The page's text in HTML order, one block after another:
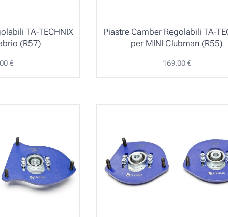
TA-TECHNIX
(R57)
€
Piastre Camber Regolabili TA-
per MINI Clubman (R55)
169,00€